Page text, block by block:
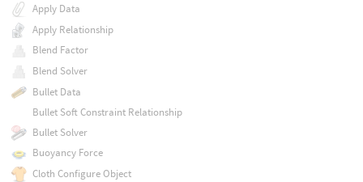
Apply Data
Apply Relationship
Blend Factor
Blend Solver
Bullet Data
Bullet Soft Constraint Relationship
Bullet Solver
Buoyancy Force
Cloth Configure Object